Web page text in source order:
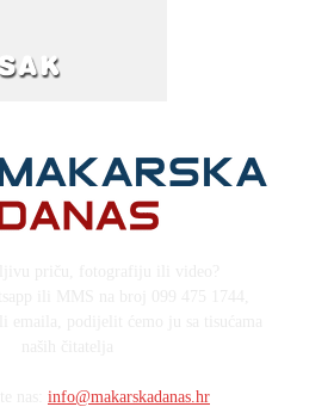
info@makarskadanas.hr